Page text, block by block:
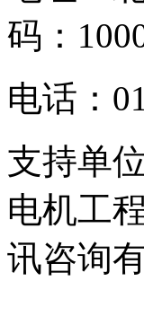
码：
电话：
支持单
电机工
讯咨询